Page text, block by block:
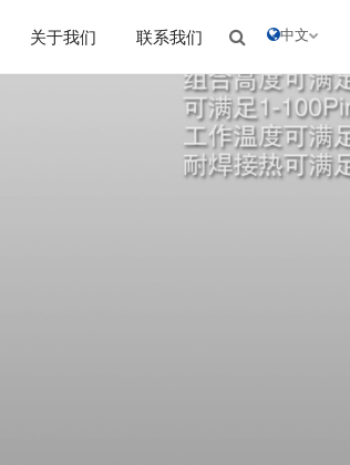
关于我们 联系我们 中文